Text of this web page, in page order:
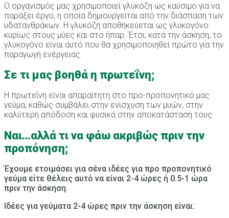
Ο οργανισμός μας χρησιμοποιεί γλυκόζη ως καύσιμο για να
παράξει έργο, η οποία δημιουργείται από την διάσπαση των
υδατανθράκων. Η γλυκόζη αποθηκεύεται ως γλυκογόνο
κυρίως στους μύες και στο ήπαρ. Έτσι, κατά την άσκηση, το
γλυκογόνο είναι αυτό που θα χρησιμοποιηθεί πρώτο για την
παραγωγή ενέργειας.
Σε τι μας βοηθά η πρωτεΐνη;
Η πρωτεΐνη είναι απαραίτητη στο προ-προπονητικό μας
γεύμα, καθώς συμβάλει στην ενίσχυση των μυών, στην
καλύτερη απόδοση και φυσικά στην αποκατάστασή τους.
Ναι…αλλά τι να φάω ακριβώς πριν την
προπόνηση;
Έχουμε ετοιμάσει για σένα ιδέες για προ προπονητικό
γεύμα είτε θέλεις αυτό να είναι 2-4 ώρες ή 0.5-1 ώρα
πριν την άσκηση.
Ιδέες για γεύματα 2-4 ώρες πριν την άσκηση είναι: